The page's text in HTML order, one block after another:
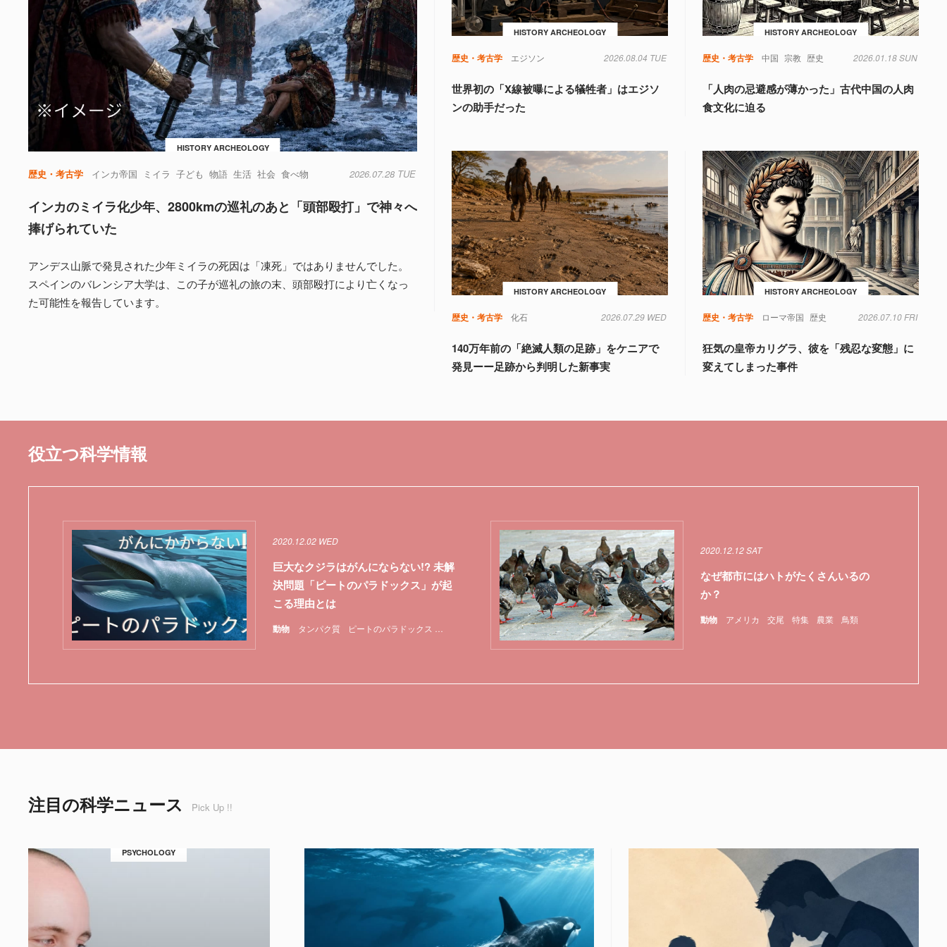
HISTORY ARCHEOLOGY
歴史・考古学 インカ帝国 ミイラ 子ども 物語 生活 社会 食べ物 2026.07.28 TUE
インカのミイラ化少年、2800kmの巡礼のあと「頭部殴打」で神々へ
捧げられていた
アンデス山脈で発見された少年ミイラの死因は「凍死」ではありませんでした。
スペインのバレンシア大学は、この子が巡礼の旅の末、頭部殴打により亡くなっ
た可能性を報告しています。
HISTORY ARCHEOLOGY
歴史・考古学 エジソン 2026.08.04 TUE
世界初の「X線被曝による犠牲者」はエジソ
ンの助手だった
HISTORY ARCHEOLOGY
歴史・考古学 中国 宗教 歴史 2026.01.18 SUN
「人肉の忌避感が薄かった」古代中国の人肉
食文化に迫る
HISTORY ARCHEOLOGY
歴史・考古学 化石 2026.07.29 WED
140万年前の「絶滅人類の足跡」をケニアで
発見ーー足跡から判明した新事実
HISTORY ARCHEOLOGY
歴史・考古学 ローマ帝国 歴史 2026.07.10 FRI
狂気の皇帝カリグラ、彼を「残忍な変態」に
変えてしまった事件
役立つ科学情報
動物 タンパク質 ピートのパラドックス 未解決問題 特集 突然変異 遺伝子
2020.12.02 WED
巨大なクジラはがんにならない!? 未解
決問題「ピートのパラドックス」が起
こる理由とは
動物 アメリカ 交尾 特集 農業 鳥類
2020.12.12 SAT
なぜ都市にはハトがたくさんいるの
か？
注目の科学ニュース Pick Up !!
PSYCHOLOGY